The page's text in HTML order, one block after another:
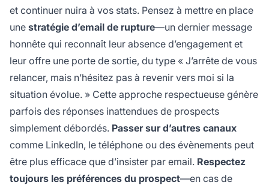
et continuer nuira à vos stats. Pensez à mettre en place
une stratégie d’email de rupture—un dernier message
honnête qui reconnaît leur absence d’engagement et
leur offre une porte de sortie, du type « J’arrête de vous
relancer, mais n’hésitez pas à revenir vers moi si la
situation évolue. » Cette approche respectueuse génère
parfois des réponses inattendues de prospects
simplement débordés. Passer sur d’autres canaux
comme LinkedIn, le téléphone ou des évènements peut
être plus efficace que d’insister par email. Respectez
toujours les préférences du prospect—en cas de